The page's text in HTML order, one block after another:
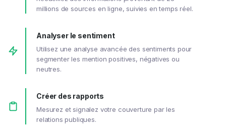
millions de sources en ligne, suivies en temps réel.
Analyser le sentiment
Utilisez une analyse avancée des sentiments pour
segmenter les mention positives, négatives ou
neutres.
Créer des rapports
Mesurez et signalez votre couverture par les
relations publiques.